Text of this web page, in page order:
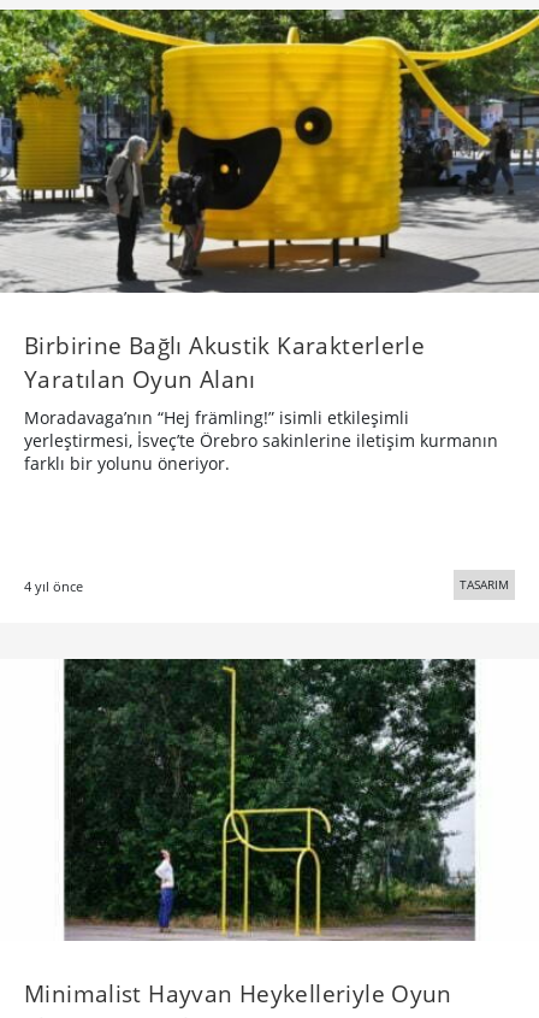
Birbirine Bağlı Akustik Karakterlerle
Yaratılan Oyun Alanı
Moradavaga’nın “Hej främling!” isimli etkileşimli
yerleştirmesi, İsveç’te Örebro sakinlerine iletişim kurmanın
farklı bir yolunu öneriyor.
4 yıl önce TASARIM
Minimalist Hayvan Heykelleriyle Oyun